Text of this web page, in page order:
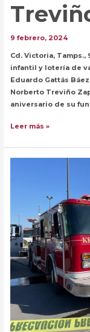
9 febrero, 2024
Cd. Victoria,
infantil y lotería de
Eduardo Gattás
Norberto Treviño
aniversario de su
Conviven
y
Treviño
Zapata
Leer más »